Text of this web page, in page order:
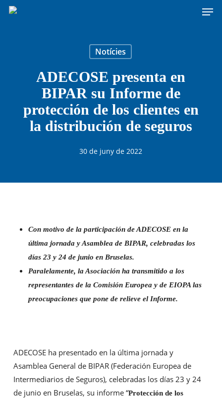
Skip
Notícies
ADECOSE presenta en
BIPAR su Informe de
protección de los clientes en
la distribución de seguros
30 de juny de 2022
Con motivo de la participación de ADECOSE en la
última jornada y Asamblea de BIPAR, celebradas los
días 23 y 24 de junio en Bruselas.
Paralelamente, la Asociación ha transmitido a los
representantes de la Comisión Europea y de EIOPA las
preocupaciones que pone de relieve el Informe.
ADECOSE ha presentado en la última jornada y
Asamblea General de BIPAR (Federación Europea de
Intermediarios de Seguros), celebradas los días 23 y 24
de junio en Bruselas, su informe “Protección de los